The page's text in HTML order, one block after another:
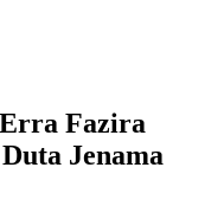
Fazira
Jenama